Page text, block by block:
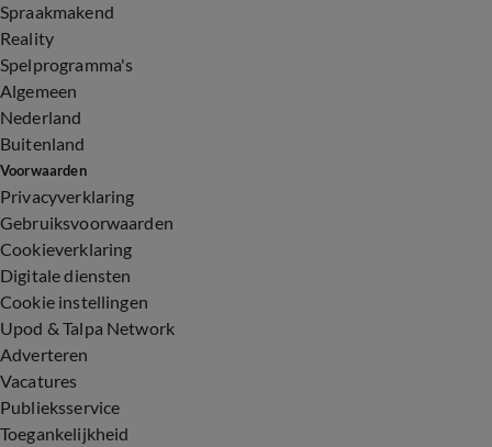
Spraakmakend
Reality
Spelprogramma's
Algemeen
Nederland
Buitenland
Voorwaarden
Privacyverklaring
Gebruiksvoorwaarden
Cookieverklaring
Digitale diensten
Cookie instellingen
Upod & Talpa Network
Adverteren
Vacatures
Publieksservice
Toegankelijkheid